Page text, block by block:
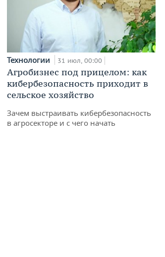
Технологии 31 июл, 00:00
Агробизнес под прицелом: как
кибербезопасность приходит в
сельское хозяйство
Зачем выстраивать кибербезопасность
в агросекторе и с чего начать